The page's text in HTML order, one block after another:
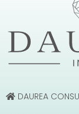
DAUREA